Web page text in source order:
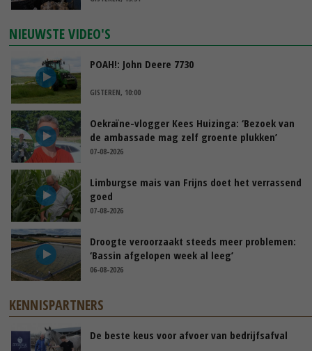
NIEUWSTE VIDEO'S
POAH!: John Deere 7730
GISTEREN, 10:00
Oekraïne-vlogger Kees Huizinga: ‘Bezoek van
de ambassade mag zelf groente plukken’
07-08-2026
Limburgse mais van Frijns doet het verrassend
goed
07-08-2026
Droogte veroorzaakt steeds meer problemen:
‘Bassin afgelopen week al leeg’
06-08-2026
KENNISPARTNERS
De beste keus voor afvoer van bedrijfsafval